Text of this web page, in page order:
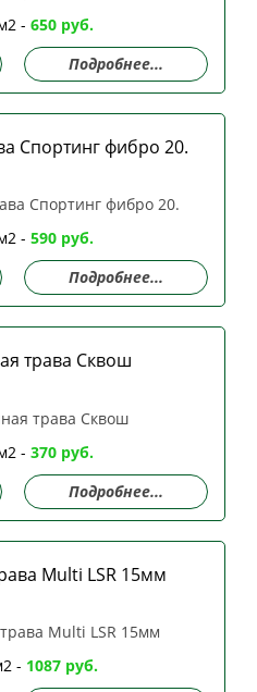
- 650 руб.
Подробнее...
Спортинг фибро 20.
- 590 руб.
Подробнее...
трава Сквош
- 370 руб.
Подробнее...
Multi LSR 15мм
- 1087 руб.